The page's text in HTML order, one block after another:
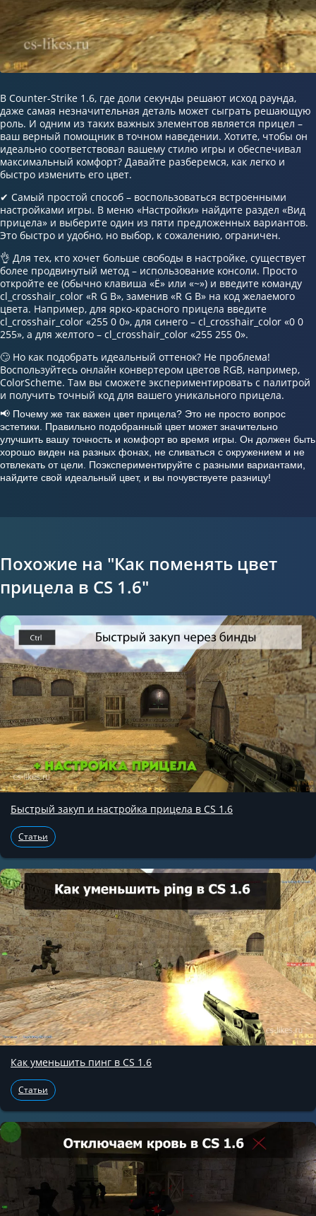
В Counter-Strike 1.6, где доли секунды решают исход раунда,
даже самая незначительная деталь может сыграть решающую
роль. И одним из таких важных элементов является прицел –
ваш верный помощник в точном наведении. Хотите, чтобы он
идеально соответствовал вашему стилю игры и обеспечивал
максимальный комфорт? Давайте разберемся, как легко и
быстро изменить его цвет.
✔ Самый простой способ – воспользоваться встроенными
настройками игры. В меню «Настройки» найдите раздел «Вид
прицела» и выберите один из пяти предложенных вариантов.
Это быстро и удобно, но выбор, к сожалению, ограничен.
👌 Для тех, кто хочет больше свободы в настройке, существует
более продвинутый метод – использование консоли. Просто
откройте ее (обычно клавиша «Ё» или «~») и введите команду
cl_crosshair_color «R G B», заменив «R G B» на код желаемого
цвета. Например, для ярко-красного прицела введите
cl_crosshair_color «255 0 0», для синего – cl_crosshair_color «0 0
255», а для желтого – cl_crosshair_color «255 255 0».
🙄 Но как подобрать идеальный оттенок? Не проблема!
Воспользуйтесь онлайн конвертером цветов RGB, например,
ColorScheme. Там вы сможете экспериментировать с палитрой
и получить точный код для вашего уникального прицела.
📢 Почему же так важен цвет прицела? Это не просто вопрос
эстетики. Правильно подобранный цвет может значительно
улучшить вашу точность и комфорт во время игры. Он должен быть
хорошо виден на разных фонах, не сливаться с окружением и не
отвлекать от цели. Поэкспериментируйте с разными вариантами,
найдите свой идеальный цвет, и вы почувствуете разницу!
Похожие на "Как поменять цвет
прицела в CS 1.6"
Быстрый закуп и настройка прицела в CS 1.6
Статьи
Как уменьшить пинг в CS 1.6
Статьи